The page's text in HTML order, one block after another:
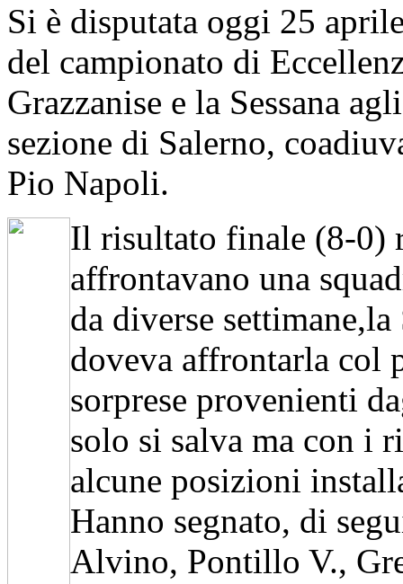
Si è disputata oggi 25
del campionato di
Grazzanise e la Sessana
sezione di Salerno,
Pio Napoli.
Il risultato finale (8-0)
affrontavano una
da diverse
doveva affrontarla col
sorprese provenienti
solo si salva ma con i
alcune posizioni
Hanno segnato, di
Alvino, Pontillo V.,